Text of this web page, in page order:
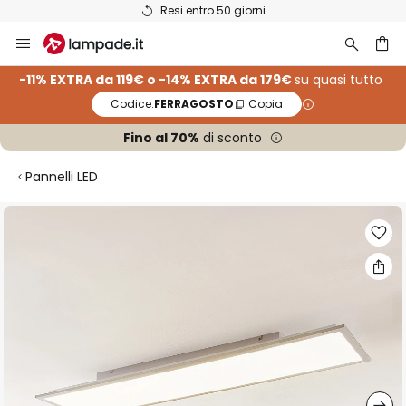
Resi entro 50 giorni
Salta
al
contenuto
-11% EXTRA da 119€ o -14% EXTRA da 179€su quasi tutto
Codice:FERRAGOSTO Copia
Fino al 70% di sconto
Pannelli LED
Vai